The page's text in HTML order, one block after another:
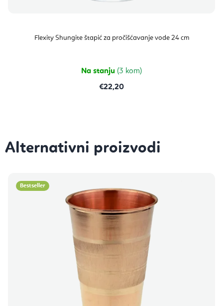
Flexity Shungite štapić za pročišćavanje vode 24 cm
Na stanju (3 kom)
€22,20
Bestseller